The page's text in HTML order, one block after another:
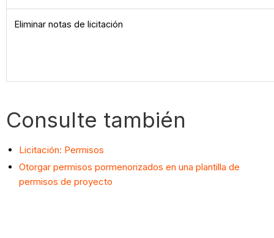
Eliminar notas de licitación
Consulte también
Licitación: Permisos
Otorgar permisos pormenorizados en una plantilla de
permisos de proyecto